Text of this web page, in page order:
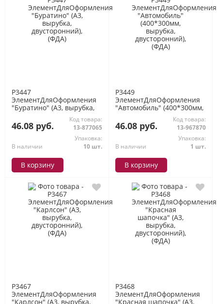
P3447
ЭлементДляОформления
"Буратино" (А3, вырубка,
двусторонний), (ФДА)
46.08 руб.
Код товара:
13-877065
В наличии
Упаковка:
10 шт.
В корзину
P3449
ЭлементДляОформления
"Автомобиль" (400*300мм,
вырубка, двусторонний),
(ФДА)
46.08 руб.
Код товара:
13-967870
В наличии
Упаковка:
1 шт.
В корзину
P3467
ЭлементДляОформления
"Карлсон" (А3, вырубка,
P3468
ЭлементДляОформления
"Красная шапочка" (А3,